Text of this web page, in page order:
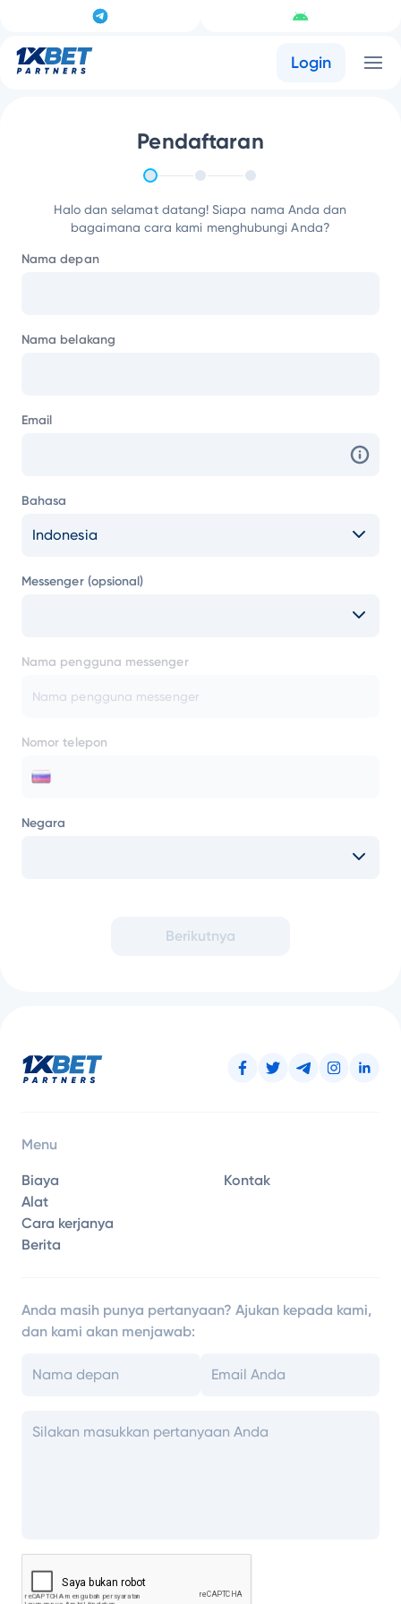
Login
Pendaftaran
Halo dan selamat datang! Siapa nama Anda dan
bagaimana cara kami menghubungi Anda?
Nama depan
Nama belakang
Email
Bahasa
Indonesia
Messenger (opsional)
Nama pengguna messenger
Nomor telepon
Negara
Berikutnya
Menu
Biaya
Alat
Cara kerjanya
Berita
Kontak
Anda masih punya pertanyaan? Ajukan kepada kami,
dan kami akan menjawab: